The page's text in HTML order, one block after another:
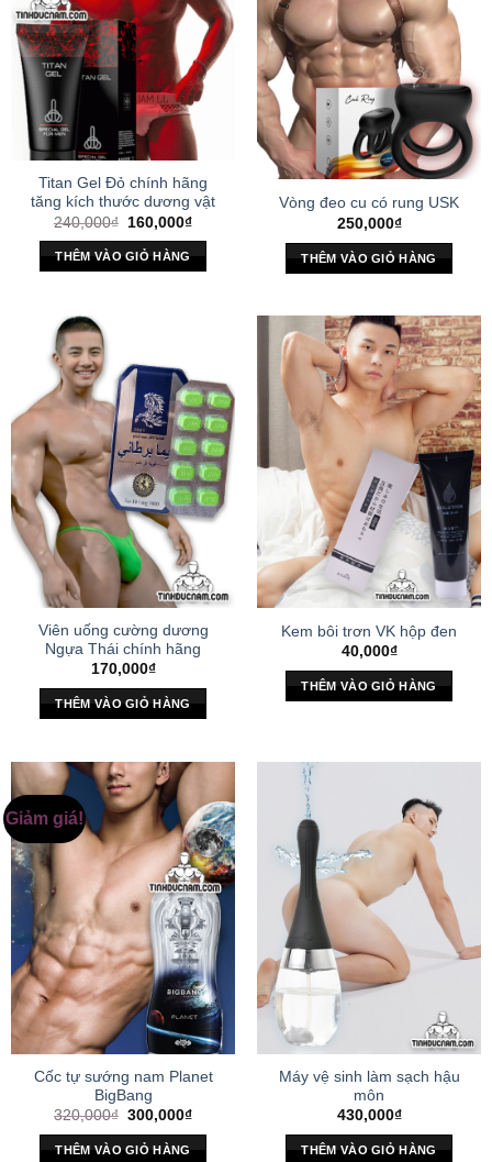
Titan Gel Đỏ chính hãng
tăng kích thước dương vật
240,000₫
Giá
là:
240,000₫.
160,000₫Giá
THÊM VÀO GIỎ HÀNG
Vòng đeo cu có rung USK
250,000₫
THÊM VÀO GIỎ HÀNG
Viên uống cường dương
Ngựa Thái chính hãng
170,000₫
THÊM VÀO GIỎ HÀNG
Kem bôi trơn VK hộp đen
40,000₫
THÊM VÀO GIỎ HÀNG
Giảm giá!
Cốc tự sướng nam Planet
BigBang
320,000₫ Giá
là:
320,000₫.
300,000₫Giá
THÊM VÀO GIỎ HÀNG
Máy vệ sinh làm sạch hậu
môn
430,000₫
THÊM VÀO GIỎ HÀNG